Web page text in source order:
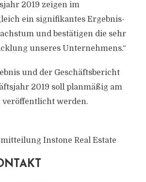
2019 zeigen im
ein signifikantes Ergebnis-
und bestätigen die sehr
unseres Unternehmens.“
und der Geschäftsbericht
2019 soll planmäßig am
veröffentlicht werden.
Instone Real Estate